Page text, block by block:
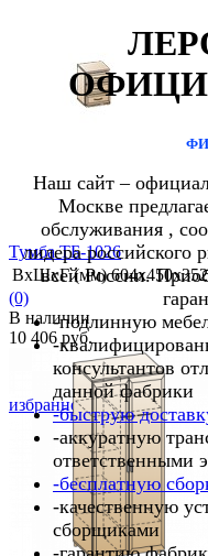
избранное сравнить
избранное сравнить
Тумба ТБ-1026
ВхШхГ (мм) 604х450х352
(0)
В наличии
10 406 руб.
Наш сайт –
Москве
обслуживания ,
лидера российского
всей России.
-подлинную
-
консультантов
данной фабрики
-быструю
-аккуратную
ответственными
-бесплатную
-качественную
сборщиками